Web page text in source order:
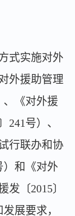
式实施对外
外援助管理
、《对外援
241号）、
行联办和协
）和《对外
〔2015〕
展要求，